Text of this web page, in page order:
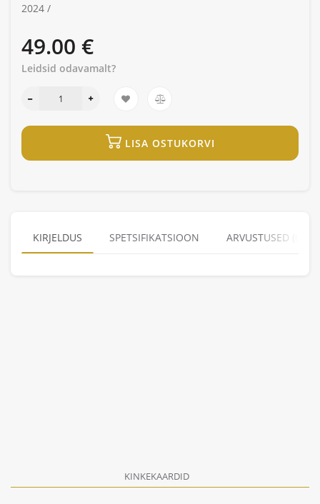
2024 /
49.00 €
Leidsid odavamalt?
LISA OSTUKORVI
KIRJELDUS SPETSIFIKATSIOON ARVUSTUSED (0)
KINKEKAARDID